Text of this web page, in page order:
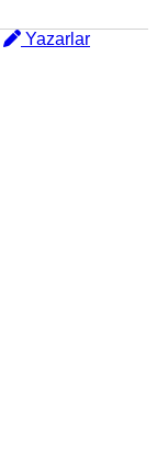
Yazarlar